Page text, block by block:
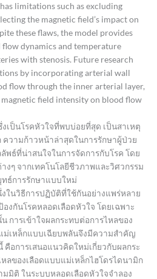
limitations such as excluding
the magnetic field’s impact on
these flaws, the model provides
dynamics and temperature
with stenosis. Future research
by incorporating arterial wall
flow through the inner arterial layer,
field intensity on blood flow
เป็นโรคหัวใจที่พบบ่อยที่สุด เป็นสาเหตุ
วามก้าวหน้าล่าสุดในการรักษาผู้ป่วย
พธ์ที่น่าสนใจในการจัดการกับโรค โดย
งๆ จากเทคโนโลยีชีวภาพและวิศวกรรม
ธ์การรักษาแบบใหม่
ในวิธีการปฏิบัติที่ใช้กันอย่างแพร่หลาย
งกันโรคหลอดเลือดหัวใจ โดยเฉพาะ
การเข้าใจผลกระทบต่อการไหลของ
ม่เหล็กแบบเฉียบพลันจึงมีความสำคัญ
อการเสนอแนวคิดใหม่เกี่ยวกับผลกระ
ลของเลือดแบบแม่เหล็กไฮโดรไดนามิก
มิติ ในระบบหลอดเลือดหัวใจจำลอง